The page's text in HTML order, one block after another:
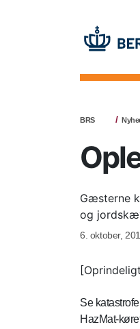
BRS
Gæsterne
og
6. oktober,
Se
HazMat-